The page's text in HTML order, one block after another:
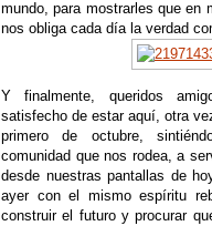
mundo, para mostrarles que en
nos obliga cada día la verdad
Y finalmente, queridos
satisfecho de estar aquí, otra
primero de octubre,
comunidad que nos rodea, a
desde nuestras pantallas de
ayer con el mismo espíritu
construir el futuro y procurar